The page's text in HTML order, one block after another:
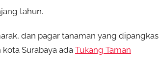
tahun.
dan pagar tanaman yang dipangkas
Surabaya ada Tukang Taman